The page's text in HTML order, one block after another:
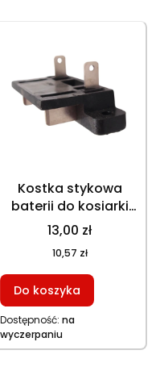
Kostka stykowa
baterii do kosiarki
spalinowej GT
153NEKS, HKS 246NE,
HKS 253NE, GT
146NEKS
13,00 zł
10,57 zł
Do koszyka
Dostępność: na
wyczerpaniu